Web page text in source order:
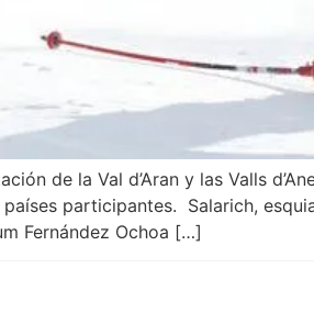
de la Val d’Aran y las Valls
países participantes. Salarich,
Fernández Ochoa […]